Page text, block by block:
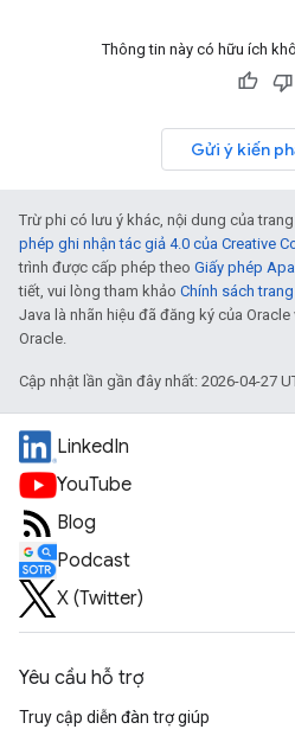
Thông tin này có hữu ích
Gửi ý kiến
Trừ phi có lưu ý khác, nội dung của
phép ghi nhận tác giả 4.0 của Creative
trình được cấp phép theo Giấy phép
tiết, vui lòng tham khảo Chính sách
Java là nhãn hiệu đã đăng ký của
Oracle.
Cập nhật lần gần đây nhất: 2026-04-27
LinkedIn
YouTube
Blog
Podcast
X (Twitter)
Yêu cầu hỗ trợ
Truy cập diễn đàn trợ giúp